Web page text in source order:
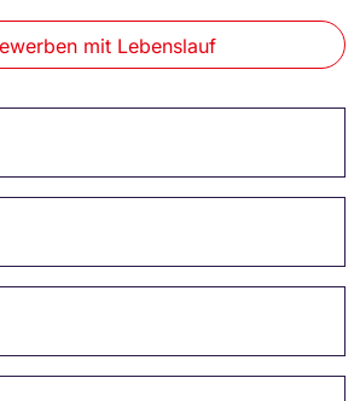
mit Lebenslauf